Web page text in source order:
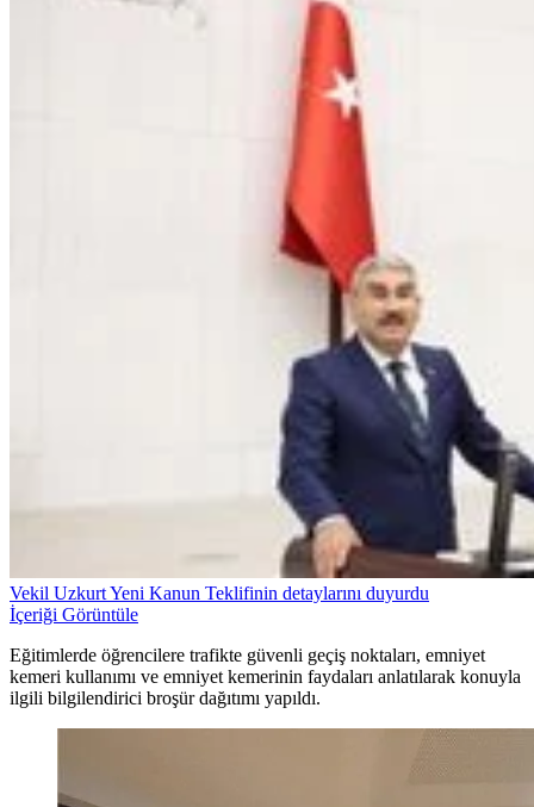
Vekil Uzkurt Yeni Kanun Teklifinin detaylarını duyurdu
İçeriği Görüntüle
Eğitimlerde öğrencilere trafikte güvenli geçiş noktaları, emniyet
kemeri kullanımı ve emniyet kemerinin faydaları anlatılarak konuyla
ilgili bilgilendirici broşür dağıtımı yapıldı.